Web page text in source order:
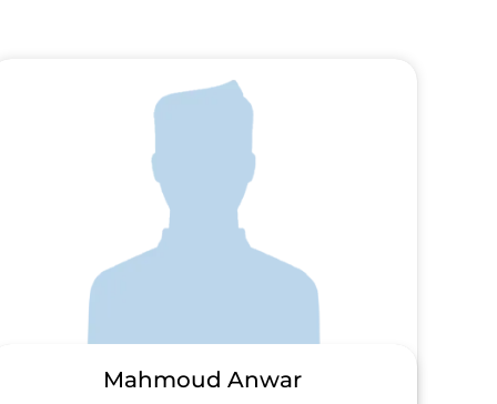
Mahmoud Anwar